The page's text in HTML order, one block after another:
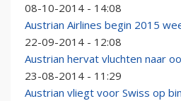
08-10-2014 - 14:08
Austrian Airlines begin 2015
22-09-2014 - 12:08
Austrian hervat vluchten naar
23-08-2014 - 11:29
Austrian vliegt voor Swiss op